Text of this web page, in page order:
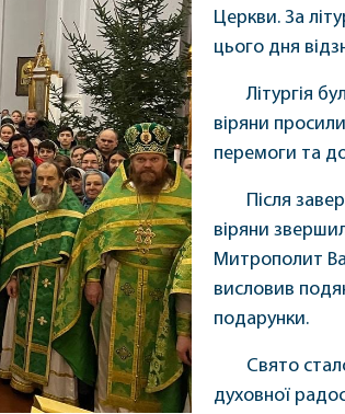
Церкви. За
цього дня
Літургія
віряни
перемоги та
Після
віряни
Митрополит
висловив
подарунки.
Свято
духовної